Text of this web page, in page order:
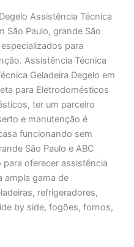
Assistência Técnica
São Paulo, grande São
para
Assistência Técnica
Geladeira Degelo em
para Eletrodomésticos
ter um parceiro
e manutenção é
funcionando sem
São Paulo e ABC
oferecer assistência
ampla gama de
refrigeradores,
by side, fogões, fornos,